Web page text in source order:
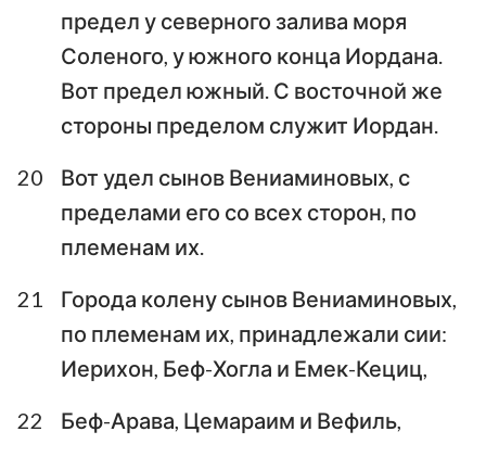
предел у северного залива моря
Соленого, у южного конца Иордана.
Вот предел южный. С восточной же
стороны пределом служит Иордан.
20
Вот удел сынов Вениаминовых, с
пределами его со всех сторон, по
племенам их.
21
Города колену сынов Вениаминовых,
по племенам их, принадлежали сии:
Иерихон, Беф-Хогла и Емек-Кециц,
22
Беф-Арава, Цемараим и Вефиль,